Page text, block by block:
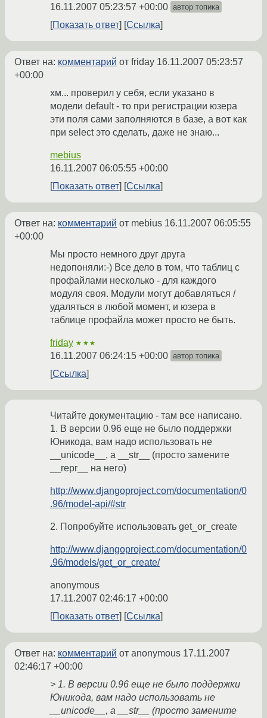
16.11.2007 05:23:57 +00:00 автор топика
Показать ответ Ссылка
Ответ на: комментарий от friday 16.11.2007 05:23:57
+00:00
хм... проверил у себя, если указано в
модели default - то при регистрации юзера
эти поля сами заполняются в базе, а вот как
при select это сделать, даже не знаю...
mebius
16.11.2007 06:05:55 +00:00
Показать ответ
Ссылка
Ответ на: комментарий от mebius 16.11.2007 06:05:55
+00:00
Мы просто немного друг друга
недопоняли:-) Все дело в том, что таблиц с
профайлами несколько - для каждого
модуля своя. Модули могут добавляться /
удаляться в любой момент, и юзера в
таблице профайла может просто не быть.
friday ★★★
16.11.2007 06:24:15 +00:00 автор топика
Ссылка
Читайте документацию - там все написано.
1. В версии 0.96 еще не было поддержки
Юникода, вам надо использовать не
__unicode__, а __str__ (просто замените
__repr__ на него)
http://www.djangoproject.com/documentation/0
.96/model-api/#str
2. Попробуйте использовать get_or_create
http://www.djangoproject.com/documentation/0
.96/models/get_or_create/
anonymous
17.11.2007 02:46:17 +00:00
Показать ответ
Ссылка
Ответ на: комментарий от anonymous 17.11.2007
02:46:17 +00:00
> 1. В версии 0.96 еще не было поддержки
Юникода, вам надо использовать не
__unicode__, а __str__ (просто замените